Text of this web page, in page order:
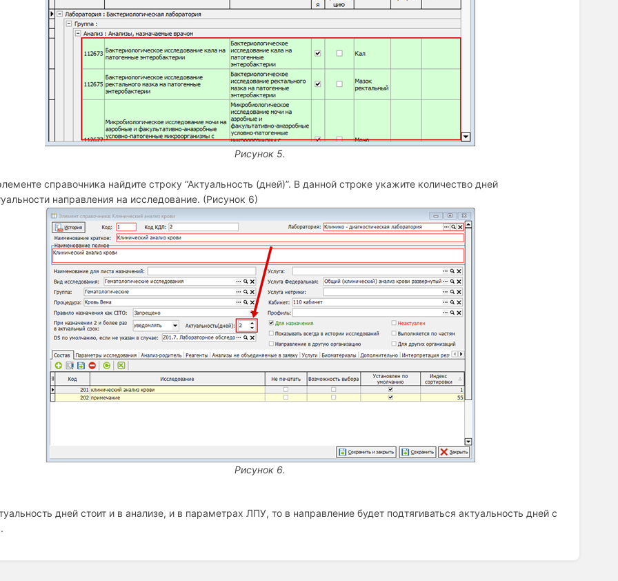
Рисунок 5.
справочника найдите строку “Актуальность (дней)”. В данной строке укажите количество дней
направления на исследование. (Рисунок 6)
Рисунок 6.
дней стоит и в анализе, и в параметрах ЛПУ, то в направление будет подтягиваться актуальность дней с